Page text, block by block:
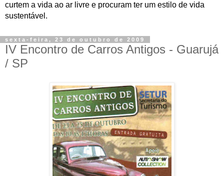
curtem a vida ao ar livre e procuram ter um estilo de vida
sustentável.
sexta-feira, 23 de outubro de 2009
IV Encontro de Carros Antigos - Guarujá
/ SP